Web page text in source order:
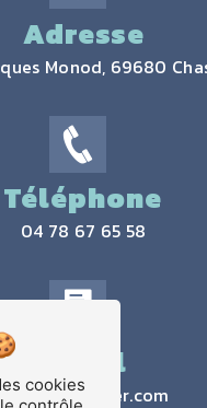
Adresse
Monod, 69680
Téléphone
04 78 67 65 58
Email
cookies